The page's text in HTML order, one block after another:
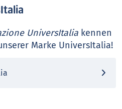
UniversItalia kennen
Marke UniversItalia!